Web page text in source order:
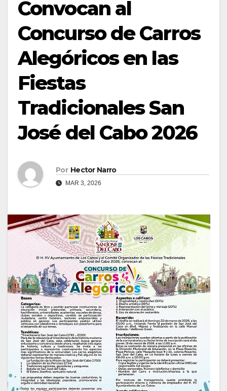
Convocan al
Concurso de Carros
Alegóricos en las
Fiestas
Tradicionales San
José del Cabo 2026
Por Hector Narro
MAR 3, 2026